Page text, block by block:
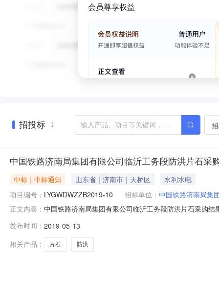
会员尊享权益
招投标 1
中国铁路济南局集团有限公司临沂工务段防洪片石采
中标｜中标通知 山东省｜济南市｜天桥区
水利水电
项目编号： LYGWDWZZB2019-10 招标单位： 中国铁路济南局集
正文内容： 中国铁路济南局集团有限公司临沂工务段防洪片石采购
成交项目：防洪片石成交总价（含税）：38000.00元投
发布时间： 2019-05-13
相关产品：
片石 防洪